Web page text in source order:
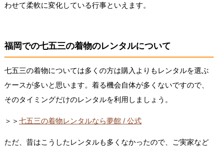
わせて柔軟に変化している行事といえます。
福岡での七五三の着物のレンタルについて
七五三の着物については多くの方は購入よりもレンタルを選ぶ
ケースが多いと思います。着る機会自体が多くないですので、
そのタイミングだけのレンタルを利用しましょう。
＞＞ 七五三の着物レンタルなら夢館 / 公式
ただ、昔はこうしたレンタルも多くなかったので、ご実家など